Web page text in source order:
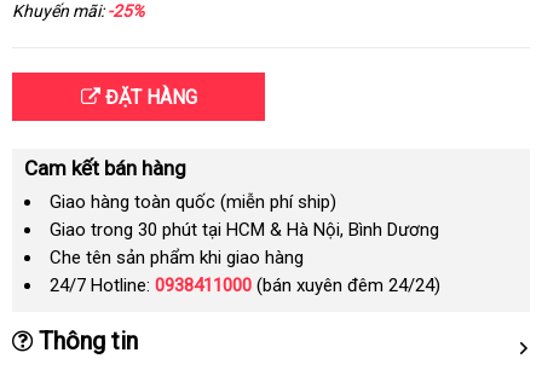
Khuyến mãi:-25%
ĐẶT HÀNG
Cam kết bán hàng
Giao hàng toàn quốc (miễn phí ship)
Giao trong 30 phút tại HCM & Hà Nội, Bình Dương
Che tên sản phẩm khi giao hàng
24/7 Hotline: 0938411000 (bán xuyên đêm 24/24)
Thông tin